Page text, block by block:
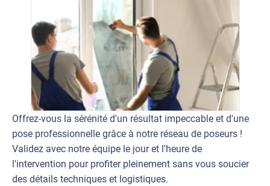
Offrez-vous la sérénité d'un résultat impeccable et d'une
pose professionnelle grâce à notre réseau de poseurs !
Validez avec notre équipe le jour et l'heure de
l'intervention pour profiter pleinement sans vous soucier
des détails techniques et logistiques.